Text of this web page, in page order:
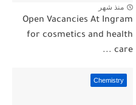
منذ شهر
Open Vacancies At Ingram
for cosmetics and health
care ...
Chemistry